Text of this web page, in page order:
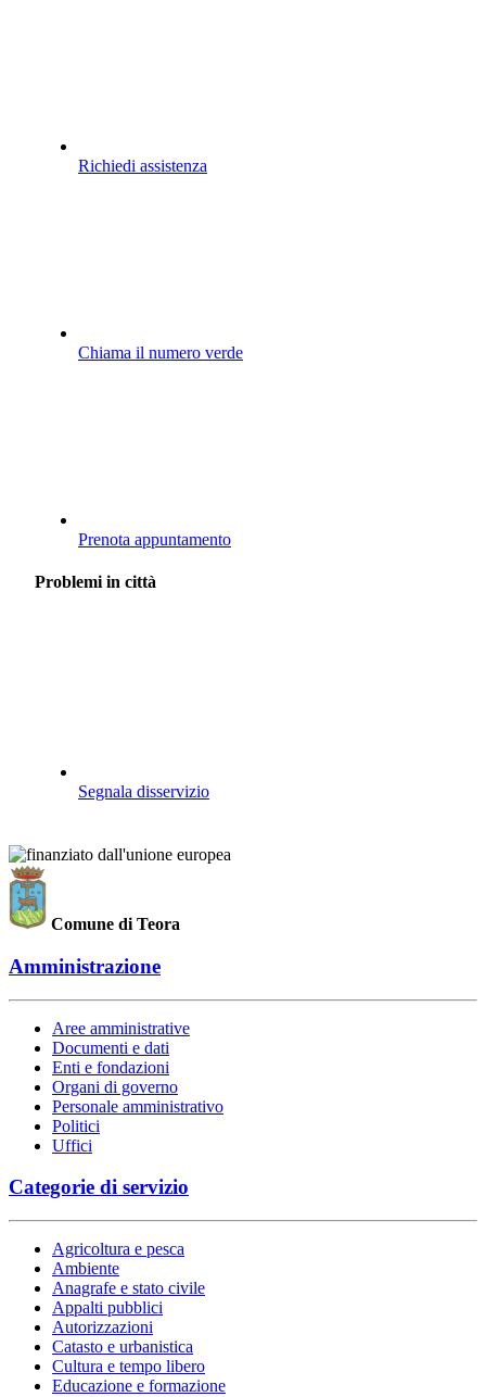
Richiedi assistenza
Chiama il numero verde
Prenota appuntamento
Problemi in città
Segnala disservizio
Comune di Teora
Amministrazione
Aree amministrative
Documenti e dati
Enti e fondazioni
Organi di governo
Personale amministrativo
Politici
Uffici
Categorie di servizio
Agricoltura e pesca
Ambiente
Anagrafe e stato civile
Appalti pubblici
Autorizzazioni
Catasto e urbanistica
Cultura e tempo libero
Educazione e formazione